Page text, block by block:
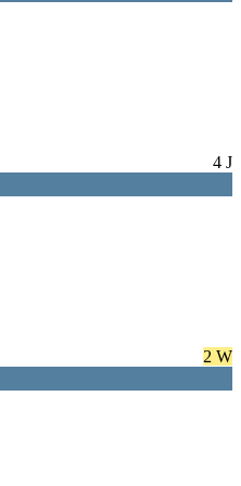
4 J
2 W